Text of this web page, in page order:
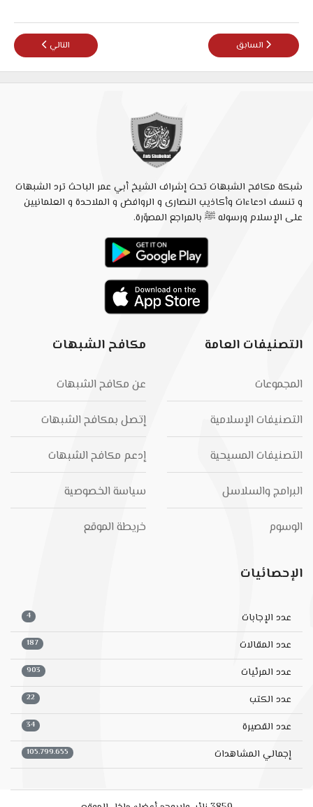
المقال السابق: هيا بنا نربّي ماكرون! لماذا يجب مقاطعة المنتجات
السابق المقال التالي:
التالي
شبكة مكافح الشبهات تحت إشراف الشيخ أبي عمر الباحث ترد الشبهات
و تنسف ادعاءات وأكاذيب النصارى و الروافض و الملاحدة و العلمانيين
على الإسلام ورسوله ﷺ بالمراجع المصوّرة.
التصنيفات العامة
المجموعات
التصنيفات الإسلامية
التصنيفات المسيحية
البرامج والسلاسل
الوسوم
مكافح الشبهات
عن مكافح الشبهات
إتصل بمكافح الشبهات
إدعم مكافح الشبهات
سياسة الخصوصية
خريطة الموقع
الإحصائيات
عدد الإجابات 4
عدد المقالات 187
عدد المرئيات 903
عدد الكتب 22
عدد القصيرة 34
إجمالي المشاهدات 105.799.655